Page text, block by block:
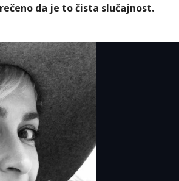
da je to čista slučajnost.